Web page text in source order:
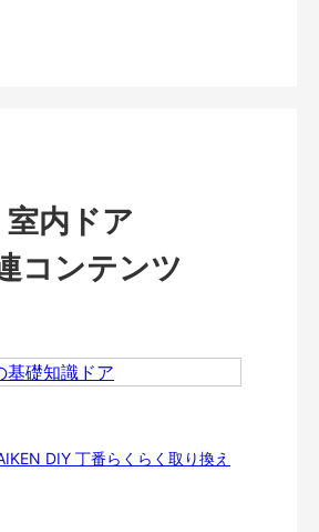
室内ドア
コンテンツ